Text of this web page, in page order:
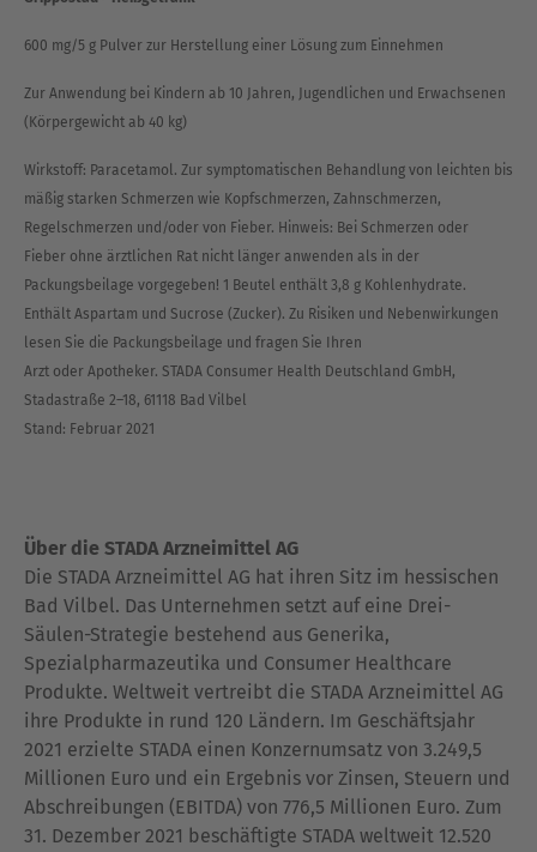
600 mg/5 g Pulver zur Herstellung einer Lösung zum Einnehmen
Zur Anwendung bei Kindern ab 10 Jahren, Jugendlichen und Erwachsenen
(Körpergewicht ab 40 kg)
Wirkstoff: Paracetamol. Zur symptomatischen Behandlung von leichten bis
mäßig starken Schmerzen wie Kopfschmerzen, Zahnschmerzen,
Regelschmerzen und/oder von Fieber. Hinweis: Bei Schmerzen oder
Fieber ohne ärztlichen Rat nicht länger anwenden als in der
Packungsbeilage vorgegeben! 1 Beutel enthält 3,8 g Kohlenhydrate.
Enthält Aspartam und Sucrose (Zucker). Zu Risiken und Nebenwirkungen
lesen Sie die Packungsbeilage und fragen Sie Ihren
Arzt oder Apotheker. STADA Consumer Health Deutschland GmbH,
Stadastraße 2–18, 61118 Bad Vilbel
Stand: Februar 2021
Über die STADA Arzneimittel AG
Die STADA Arzneimittel AG hat ihren Sitz im hessischen
Bad Vilbel. Das Unternehmen setzt auf eine Drei-
Säulen-Strategie bestehend aus Generika,
Spezialpharmazeutika und Consumer Healthcare
Produkte. Weltweit vertreibt die STADA Arzneimittel AG
ihre Produkte in rund 120 Ländern. Im Geschäftsjahr
2021 erzielte STADA einen Konzernumsatz von 3.249,5
Millionen Euro und ein Ergebnis vor Zinsen, Steuern und
Abschreibungen (EBITDA) von 776,5 Millionen Euro. Zum
31. Dezember 2021 beschäftigte STADA weltweit 12.520